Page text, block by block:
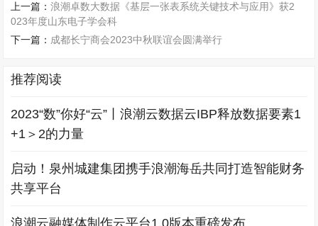
上一篇：浪潮卓数大数据《基层一张表系统关键技术与应用》获2
023年度山东电子学会科
下一篇： 成都长宁商会2023中秋联谊会圆满举行
推荐阅读
2023“数”你好“云”丨浪潮云数据云IBP释放数据要素1
+1＞2的力量
启动！泉州城建集团携手浪潮海岳共同打造智能财务
共享平台
浪潮云融媒体制作云平台1.0版本重磅发布